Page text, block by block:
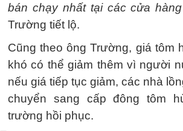
bán chạy nhất tại các cửa
Trường tiết lộ.
Cũng theo ông Trường, giá tôm
khó có thể giảm thêm vì người
nếu giá tiếp tục giảm, các nhà
chuyển sang cấp đông tôm
trường hồi phục.